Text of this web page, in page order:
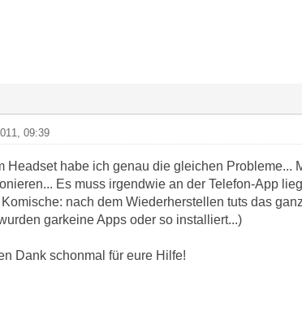
09:39
Headset habe ich genau die gleichen Probleme...
Es muss irgendwie an der Telefon-App
Komische: nach dem Wiederherstellen tuts das
garkeine Apps oder so installiert...)
Dank schonmal für eure Hilfe!